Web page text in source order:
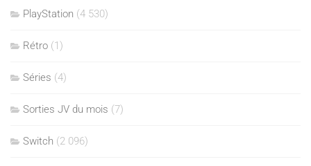
PlayStation (4 530)
Rétro (1)
Séries (4)
Sorties JV du mois (7)
Switch (2 096)